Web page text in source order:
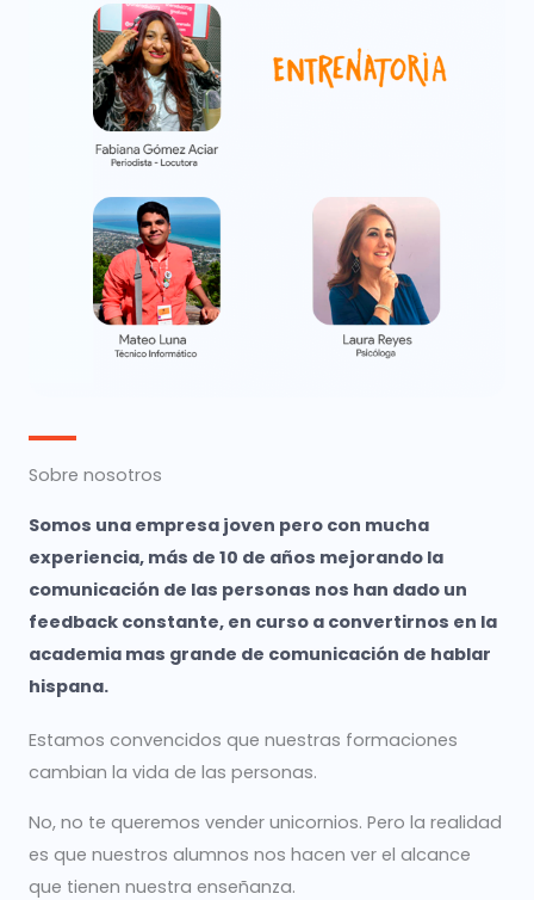
Sobre nosotros
Somos una empresa joven pero con mucha
experiencia, más de 10 de años mejorando la
comunicación de las personas nos han dado un
feedback constante, en curso a convertirnos en la
academia mas grande de comunicación de hablar
hispana.
Estamos convencidos que nuestras formaciones
cambian la vida de las personas.
No, no te queremos vender unicornios. Pero la realidad
es que nuestros alumnos nos hacen ver el alcance
que tienen nuestra enseñanza.